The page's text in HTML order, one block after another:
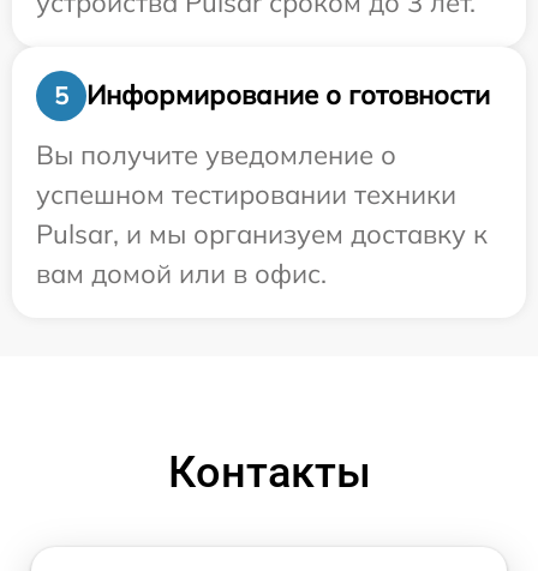
5
Информирование о готовности
Вы получите уведомление о
успешном тестировании техники
Pulsar, и мы организуем доставку к
вам домой или в офис.
Контакты